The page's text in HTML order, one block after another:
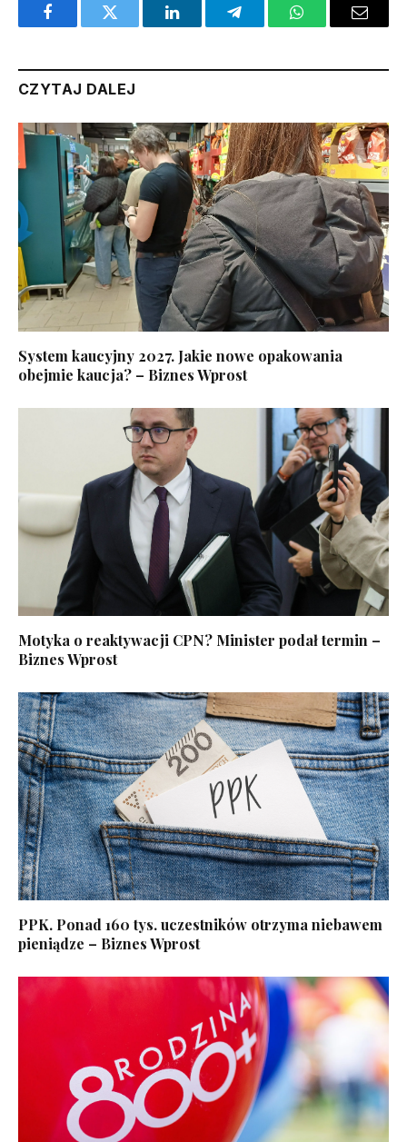
FacebookTwitter LinkedInTelegramWhatsAppEmail
CZYTAJ DALEJ
System kaucyjny 2027. Jakie nowe opakowania
obejmie kaucja? – Biznes Wprost
Motyka o reaktywacji CPN? Minister podał termin –
Biznes Wprost
PPK. Ponad 160 tys. uczestników otrzyma niebawem
pieniądze – Biznes Wprost